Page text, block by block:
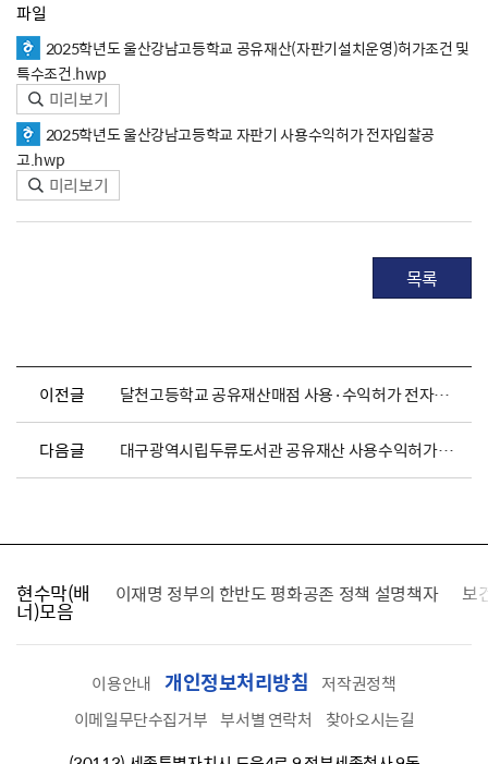
파일
2025학년도 울산강남고등학교 공유재산(자판기설치운영)허가조건 및
특수조건.hwp
미리보기
2025학년도 울산강남고등학교 자판기 사용수익허가 전자입찰공
고.hwp
미리보기
목록
이전글 달천고등학교 공유재산매점 사용·수익허가 전자입찰 공고
다음글 대구광역시립두류도서관 공유재산 사용수익허가자동판매기 설치·운영 전자입찰 공고
현수막(배
너)모음
찾습니다 이재명 정부의 한반도 평화공존 정책 설명책자 보
이용안내 개인정보처리방침
저작권정책
이메일무단수집거부 부서별 연락처
찾아오시는길